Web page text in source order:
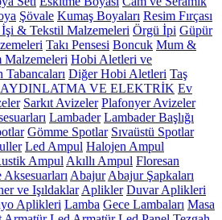
Şövale Kumaş Boyaları Resim Fırçası
& Tekstil Malzemeleri Örgü İpi Güpür
Takı Pensesi Boncuk Mum &
Malzemeleri Hobi Aletleri ve
Tabancaları Diğer Hobi Aletleri Taş
AYDINLATMA VE ELEKTRİK Ev
Sarkıt Avizeler Plafonyer Avizeler
Lambader Lambader Başlığı
Gömme Spotlar Sıvaüstü Spotlar
Led Ampul Halojen Ampul
Ampul Akıllı Ampul Floresan
Abajur Abajur Şapkaları
ve Işıldaklar Aplikler Duvar Aplikleri
Aplikleri Lamba Gece Lambaları Masa